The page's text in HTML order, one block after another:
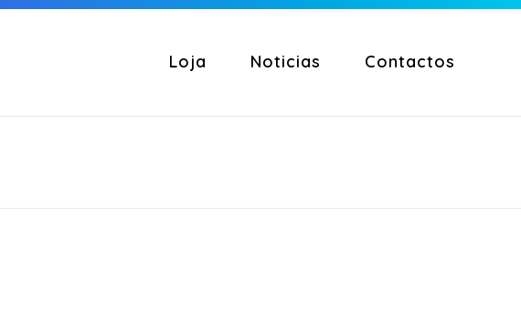
Loja Noticias Contactos